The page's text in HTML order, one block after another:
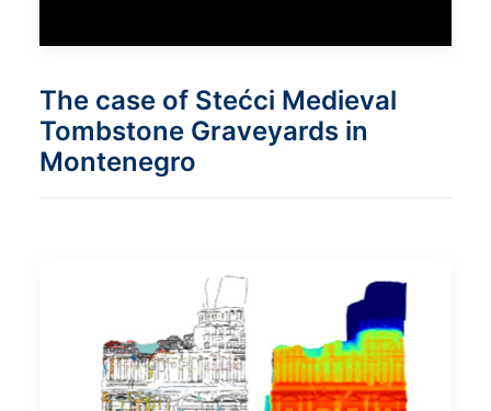
The case of Stećci Medieval
Tombstone Graveyards in
Montenegro